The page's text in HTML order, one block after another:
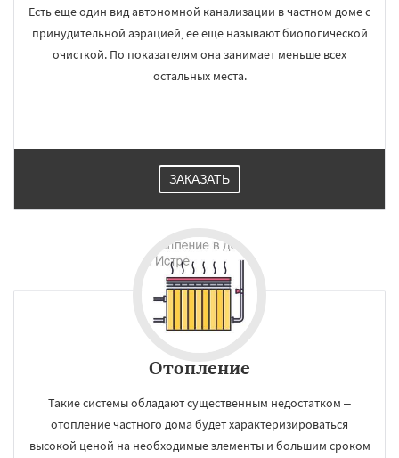
Есть еще один вид автономной канализации в частном доме с
принудительной аэрацией, ее еще называют биологической
очисткой. По показателям она занимает меньше всех
остальных места.
ЗАКАЗАТЬ
Отопление
Такие системы обладают существенным недостатком –
отопление частного дома будет характеризироваться
высокой ценой на необходимые элементы и большим сроком